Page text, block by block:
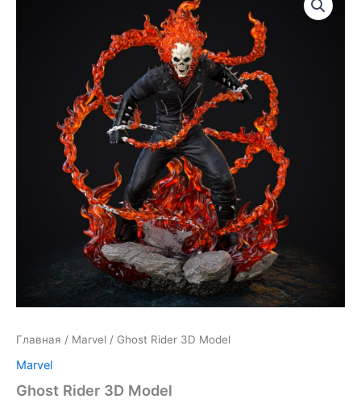
Главная / Marvel / Ghost Rider 3D Model
Marvel
Ghost Rider 3D Model